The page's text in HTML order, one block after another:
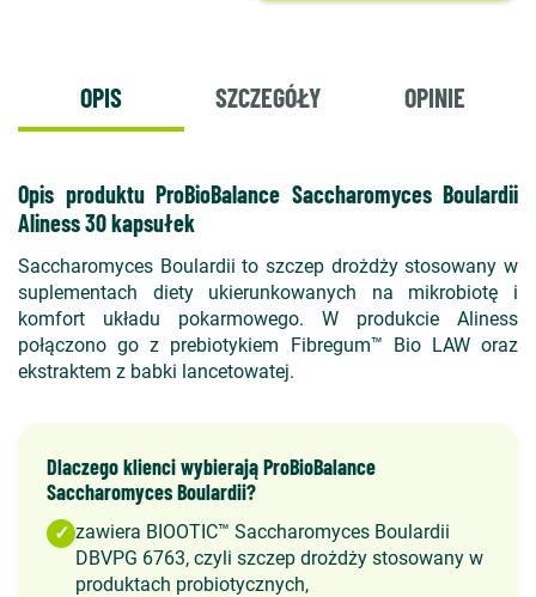
OPIS SZCZEGÓŁY OPINIE
Opis produktu ProBioBalance Saccharomyces Boulardii
Aliness 30 kapsułek
Saccharomyces Boulardii to szczep drożdży stosowany w
suplementach diety ukierunkowanych na mikrobiotę i
komfort układu pokarmowego. W produkcie Aliness
połączono go z prebiotykiem Fibregum™ Bio LAW oraz
ekstraktem z babki lancetowatej.
Dlaczego klienci wybierają ProBioBalance
Saccharomyces Boulardii?
✓ zawiera BIOOTIC™ Saccharomyces Boulardii
DBVPG 6763, czyli szczep drożdży stosowany w
produktach probiotycznych,